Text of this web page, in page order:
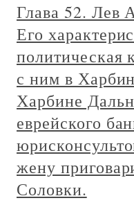
Глава 52. Лев
Его
политическая
с ним в
Харбине
еврейского
жену
Соловки.